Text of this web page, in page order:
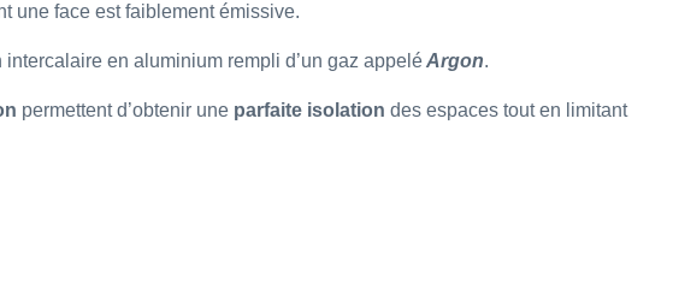
une face est faiblement émissive.
intercalaire en aluminium rempli d’un gaz appeléArgon.
permettent d’obtenir une parfaite isolation des espaces tout en limitant